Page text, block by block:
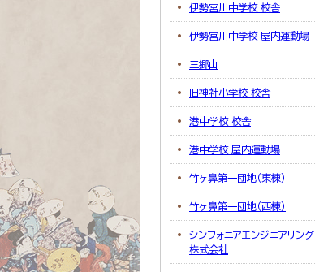
伊勢宮川中学校 校舎
伊勢宮川中学校 屋内運動場
三郷山
旧神社小学校 校舎
港中学校 校舎
港中学校 屋内運動場
竹ヶ鼻第一団地（東棟）
竹ヶ鼻第一団地（西棟）
シンフォニアエンジニアリング
株式会社